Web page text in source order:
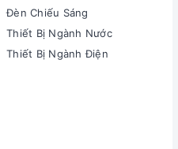
Đèn Chiếu Sáng
Thiết Bị Ngành Nước
Thiết Bị Ngành Điện